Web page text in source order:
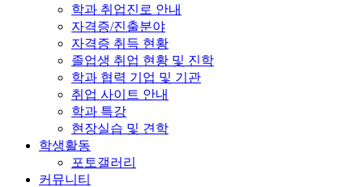
학과 취업진로 안내
자격증/진출분야
자격증 취득 현황
졸업생 취업 현황 및 진학
학과 협력 기업 및 기관
취업 사이트 안내
학과 특강
현장실습 및 견학
학생활동
포토갤러리
커뮤니티